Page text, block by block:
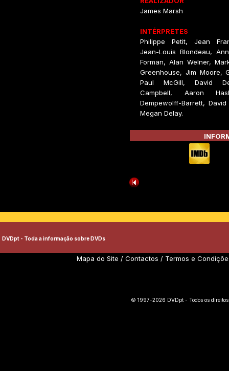
James Marsh
INTÉRPRETES
Philippe Petit, Jean
Jean-Louis Blondeau,
Forman, Alan Welner,
Greenhouse, Jim Moore,
Paul McGill, David
Campbell, Aaron
Dempewolff-Barrett, David
Megan Delay.
DVDpt - Toda a informação sobre DVDs
Mapa do Site / Contactos / Termos e
© 1997-2026 DVDpt - Todos os direitos